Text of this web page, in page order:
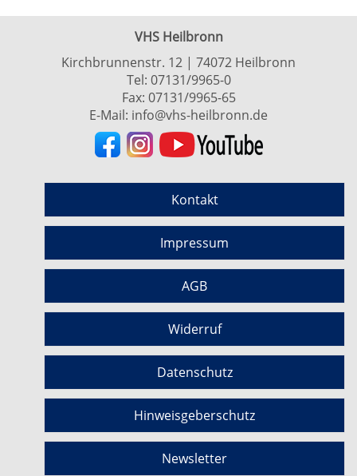
VHS Heilbronn
Kirchbrunnenstr. 12 | 74072 Heilbronn
Tel: 07131/9965-0
Fax: 07131/9965-65
E-Mail: info@vhs-heilbronn.de
Kontakt
Impressum
AGB
Widerruf
Datenschutz
Hinweisgeberschutz
Newsletter